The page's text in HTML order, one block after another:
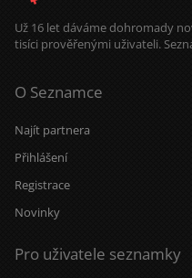
Už 16 let dáváme dohromady
tisíci prověřenými uživateli.
O Seznamce
Najít partnera
Přihlášení
Registrace
Novinky
Pro uživatele seznamky